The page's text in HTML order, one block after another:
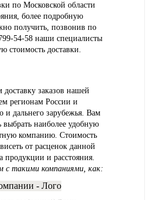
по Московской области
более подробную
получить, позвонив по
54-58 наши специалисты
стоимость доставки.
заказов нашей
регионам России и
и дальнего зарубежья. Вам
наиболее удобную
компанию. Стоимость
от расценок данной
продукции и расстояния.
с такими компаниями, как: